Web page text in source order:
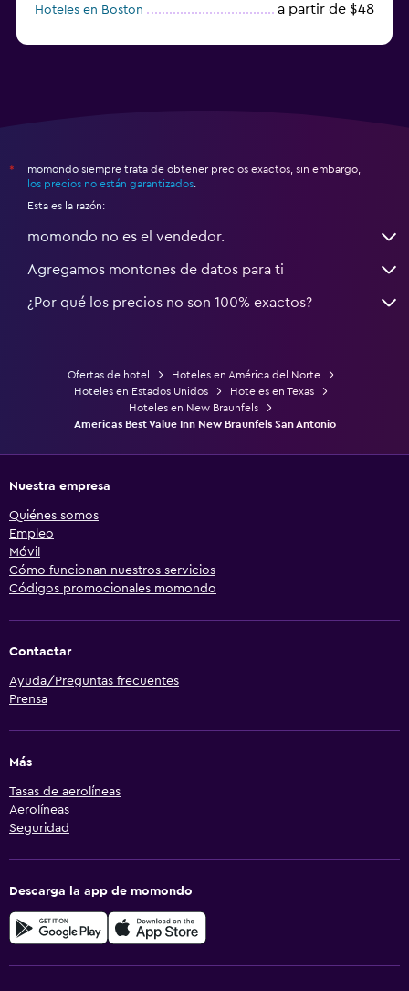
Hoteles en Boston a partir de $48
*
momondo siempre trata de obtener precios exactos, sin embargo,
los precios no están garantizados
Esta es la razón:
momondo no es el vendedor.
Agregamos montones de datos para ti
¿Por qué los precios no son 100% exactos?
Ofertas de hotel
Hoteles en América del Norte
Hoteles en Estados Unidos
Hoteles en Texas
Hoteles en New Braunfels
Americas Best Value Inn New Braunfels San Antonio
Nuestra empresa
Quiénes somos
Empleo
Móvil
Cómo funcionan nuestros servicios
Códigos promocionales momondo
Contactar
Ayuda/Preguntas frecuentes
Prensa
Más
Tasas de aerolíneas
Aerolíneas
Seguridad
Descarga la app de momondo